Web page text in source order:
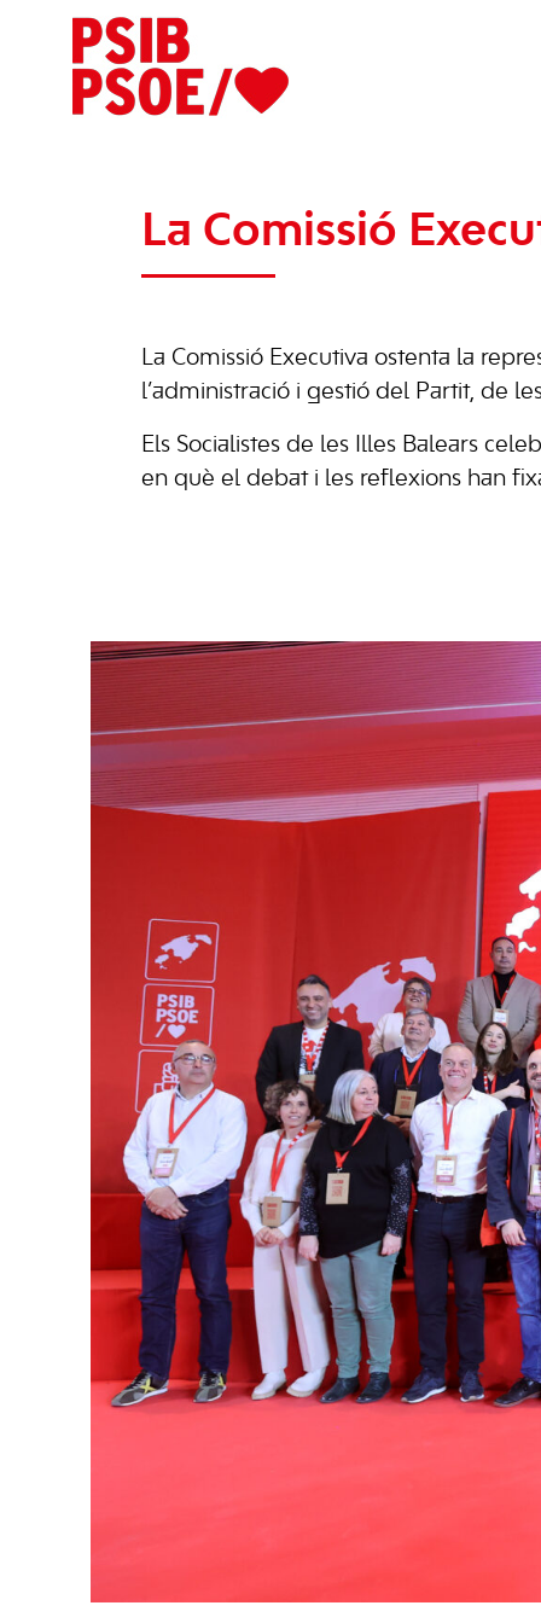
La Comissió
La Comissió Executiva ostenta la
l’administració i gestió del Partit, de
Els Socialistes de les Illes Balears
en què el debat i les reflexions han